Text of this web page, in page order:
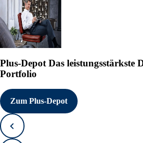
Plus-Depot Das leistungsstärkste
Portfolio
Zum Plus-Depot
Zurück